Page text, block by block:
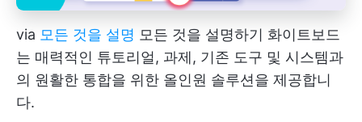
via 모든 것을 설명 모든 것을 설명하기 화이트보드
는 매력적인 튜토리얼, 과제, 기존 도구 및 시스템과
의 원활한 통합을 위한 올인원 솔루션을 제공합니
다.